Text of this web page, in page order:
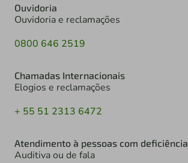
Ouvidoria
Ouvidoria e reclamações
0800 646 2519
Chamadas Internacionais
Elogios e reclamações
+ 55 51 2313 6472
Atendimento à pessoas com deficiência
Auditiva ou de fala